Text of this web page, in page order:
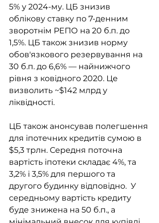
5% у 2024-му. ЦБ знизив
облікову ставку по 7-денним
зворотнім РЕПО на 20 б.п. до
1,5%. ЦБ також знизив норму
обов'язкового резервування на
30 б.п. до 6,6% — найнижчого
рівня з ковідного 2020. Це
визволить ~$142 млрд у
ліквідності.
ЦБ також анонсував полегшення
для іпотечних кредитів сумою в
$5,3 трлн. Середня поточна
вартість іпотеки складає 4%, та
3,2% і 3,5% для першого та
другого будинку відповідно.  У
середньому вартість кредиту
буде знижена на 50 б.п., а